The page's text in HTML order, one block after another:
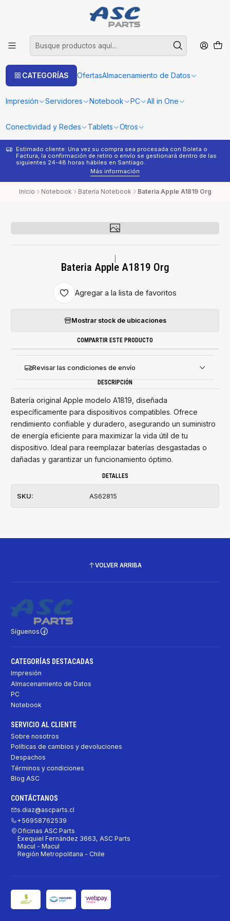
CATEGORÍAS OfertasAlmacenamiento de Datos
Impresión Servidores Notebook PC All in One
Conectividad y Redes Tablets Otros
Estimado cliente: Una vez su compra sea procesada con Boleta o
Factura, la confirmación de retiro o envío se gestionará dentro de las
siguientes 24-48 horas hábiles en Santiago.
Más información
Inicio Notebook Batería Notebook Bateria Apple A1819 Org
Bateria Apple A1819 Org
Agregar a la lista de favoritos
Mostrar stock de ubicaciones
COMPARTIR ESTE PRODUCTO
Revisar las condiciones de envío
DESCRIPCIÓN
Batería original Apple modelo A1819, diseñada
específicamente para dispositivos compatibles. Ofrece
rendimiento confiable y duradero, asegurando un suministro
de energía eficiente para maximizar la vida útil de tu
dispositivo. Ideal para reemplazar baterías desgastadas o
dañadas y garantizar un funcionamiento óptimo.
DETALLES
SKU: AS62815
VOLVER ARRIBA
Síguenos
CATEGORÍAS DESTACADAS
Impresión
Almacenamiento de Datos
PC
Notebook
SERVICIO AL CLIENTE
Sobre nosotros
Políticas de cambios y devoluciones
Despachos
Términos y condiciones
Blog ASC
CONTÁCTANOS
s.diaz@ascparts.cl
+56958762539
Oficinas ASC Parts
Exequiel Fernández 3663, ASC Parts
Macul - Macul
Región Metropolitana - Chile